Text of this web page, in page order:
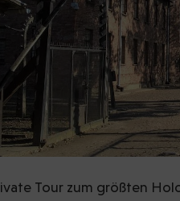
Tour zum größten